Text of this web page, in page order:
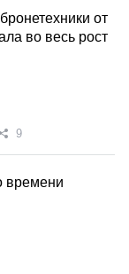
от
во весь рост
9
времени